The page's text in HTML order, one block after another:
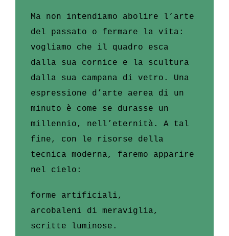
Ma non intendiamo abolire l’arte
del passato o fermare la vita:
vogliamo che il quadro esca
dalla sua cornice e la scultura
dalla sua campana di vetro. Una
espressione d’arte aerea di un
minuto è come se durasse un
millennio, nell’eternità. A tal
fine, con le risorse della
tecnica moderna, faremo apparire
nel cielo:
forme artificiali,
arcobaleni di meraviglia,
scritte luminose.